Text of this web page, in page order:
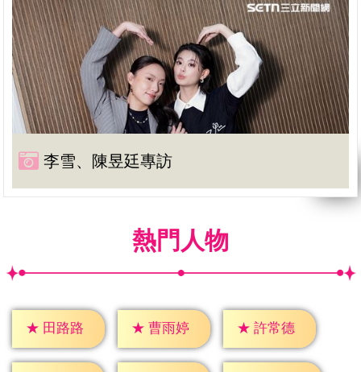
李雪、陳昱廷專訪
熱門人物
★ 田路路 ★ 曹雨婷 ★ 許常德